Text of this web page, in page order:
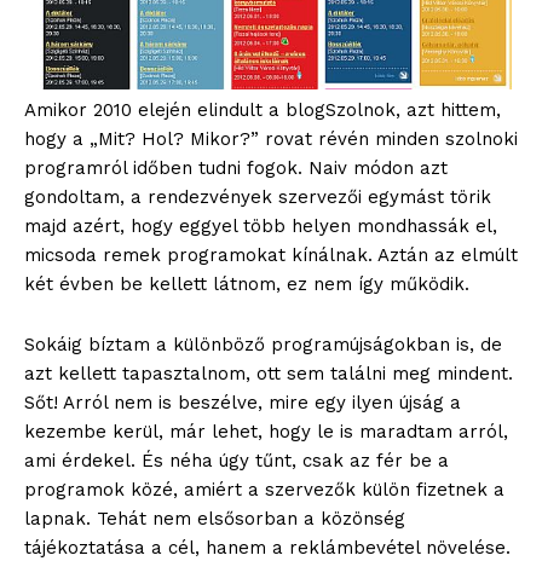
Amikor 2010 elején elindult a blogSzolnok, azt hittem,
hogy a „Mit? Hol? Mikor?” rovat révén minden szolnoki
programról időben tudni fogok. Naiv módon azt
gondoltam, a rendezvények szervezői egymást törik
majd azért, hogy eggyel több helyen mondhassák el,
micsoda remek programokat kínálnak. Aztán az elmúlt
két évben be kellett látnom, ez nem így működik.
Sokáig bíztam a különböző programújságokban is, de
azt kellett tapasztalnom, ott sem találni meg mindent.
Sőt! Arról nem is beszélve, mire egy ilyen újság a
kezembe kerül, már lehet, hogy le is maradtam arról,
ami érdekel. És néha úgy tűnt, csak az fér be a
programok közé, amiért a szervezők külön fizetnek a
lapnak. Tehát nem elsősorban a közönség
tájékoztatása a cél, hanem a reklámbevétel növelése.